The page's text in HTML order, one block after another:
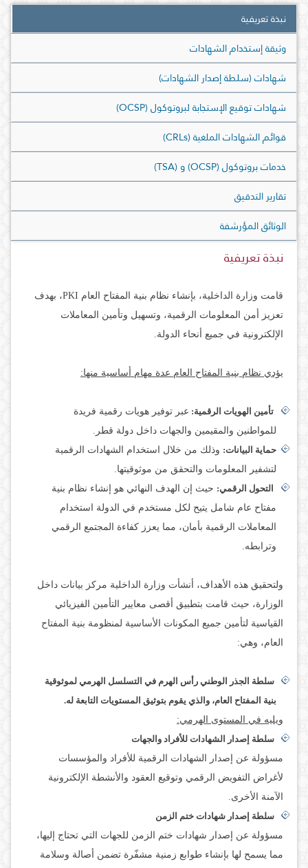
نبذة تعريفية
وثيقة إستخدام الشهادات
شهادات (سلطة إصدار الشهادات)
شهادات توقيع الإستجابة لبروتوكول (OCSP)
قوائم الشهادات الملغية (CRLs)
خدمات بروتوكول (OCSP) و (TSA)
تقارير التدقيق
الوثائق المؤرشفة
نبذة تعريفية
قامت وزارة الداخلية، بإنشاء نظام بنية المفتاح العام PKI، بهدف
تعزيز أمن المعلومات الرقمية، وتسهيل وتأمين المعاملات
الإلكترونية في جميع أنحاء الدولة.
يؤدي نظام بنية المفتاح العام عدة مهام أساسية منها:
تأمين الهويات الرقمية: عبر توفير هويات رقمية فريدة
للمواطنين والمقيمين والجهات داخل دولة قطر.
حماية البيانات: وذلك من خلال استخدام الشهادات الرقمية
لتشفير المعلومات والتحقق من موثوقيتها.
التحول الرقمي: حيث إن الهدف النهائي هو إنشاء نظام بنية
مفتاح عام شامل يتيح لكل مستخدم في الدولة استخدام
المعاملات الرقمية بأمان، مما يعزز كفاءة المجتمع الرقمي
وترابطه.
ولتحقيق هذه الأهداف، أنشأت وزارة الداخلية مركز بيانات داخل
الوزارة، حيث قامت بتطبيق أقصى معايير التأمين الفيزيائي
القياسية لتأمين جميع المكونات الأساسية لمنظومة بنية المفتاح
العام، وهي:
سلطة الجذر الوطني رأس الهرم في التسلسل الهرمي لموثوقية
بنية المفتاح العام، والذي يقوم بتوثيق المستويات التابعة له.
ويليه في المستوى الهرمي:
سلطة إصدار الشهادات للأفراد والجهات
مسؤولة عن إصدار الشهادات الرقمية للأفراد والمؤسسات
لأغراض التفويض الرقمي وتوقيع العقود والأنشطة الإلكترونية
الآمنة الأخرى.
سلطة إصدار شهادات ختم الزمن
مسؤولة عن إصدار شهادات ختم الزمن للجهات التي تحتاج إليها،
مما يسمح لها بإنشاء طوابع زمنية مشفّرة تضمن أصالة وسلامة